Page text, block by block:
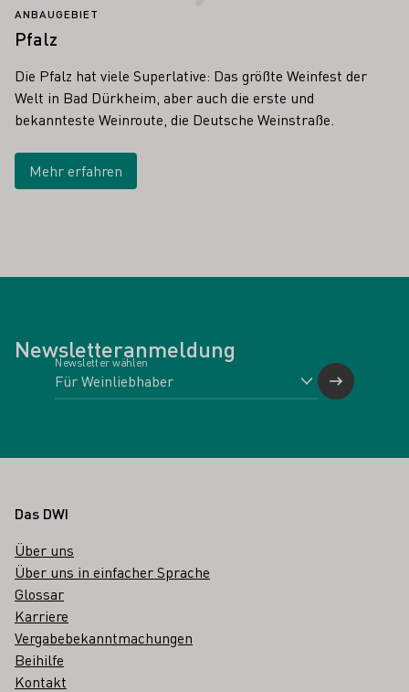
ANBAUGEBIET
Pfalz
Die Pfalz hat viele Superlative: Das größte Weinfest der
Welt in Bad Dürkheim, aber auch die erste und
bekannteste Weinroute, die Deutsche Weinstraße.
Mehr erfahren
Newsletteranmeldung
Newsletter wählen
Fußbereich
Das DWI
Über uns
Über uns in einfacher Sprache
Glossar
Karriere
Vergabebekanntmachungen
Beihilfe
Kontakt